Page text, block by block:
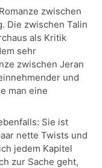
zwischen
Die zwischen Talin
als Kritik
sehr
zwischen Jeran
und
man eine
Sie ist
nette Twists und
jedem Kapitel
zur Sache geht,